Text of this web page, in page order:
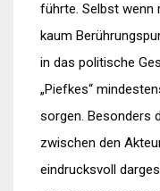
führte. Selbst wenn
kaum
in das politische
„Piefkes“
sorgen. Besonders
zwischen den
eindrucksvoll